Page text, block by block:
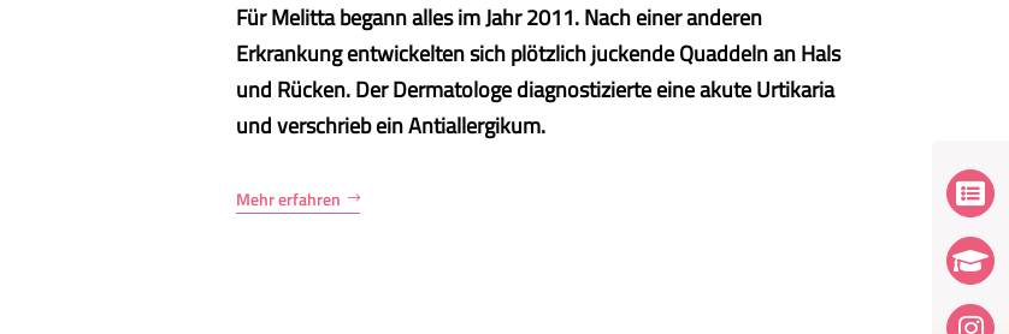
Für Melitta begann alles im Jahr 2011. Nach einer anderen
Erkrankung entwickelten sich plötzlich juckende Quaddeln an Hals
und Rücken. Der Dermatologe diagnostizierte eine akute Urtikaria
und verschrieb ein Antiallergikum.
Mehr erfahren